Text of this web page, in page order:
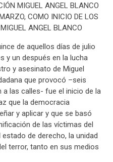
MIGUEL ANGEL BLANCO
COMO INICIO DE LOS
ANGEL BLANCO
de aquellos días de julio
y un después en la lucha
y asesinato de Miguel
que provocó –seis
las calles- fue el inicio de la
que la democracia
y aplicar y que se basó
de las víctimas del
de derecho, la unidad
terror, tanto en sus medios